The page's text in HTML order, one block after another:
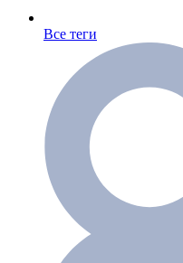
Все теги